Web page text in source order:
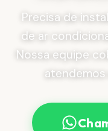
Precisa de
de ar
Nossa equipe
atendemos